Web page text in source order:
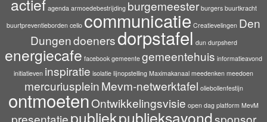
actief agenda armoedebestrijding burgemeester burgers buurtkracht
buurtpreventieborden cello communicatie Creatievelingen Den
Dungendoenersdorpstafel dun durpsherd
energiecafe facebook gemeente gemeentehuis informatieavond
initiatieven inspiratie isolatie lijnopstelling Maximakanaal meedenken meedoen
mercuriuspleinMevm-netwerktafel oliebollenfestijn
ontmoetenOntwikkelingsvisie open dag platform MevM
presentatiepubliekpublieksavondsponsor